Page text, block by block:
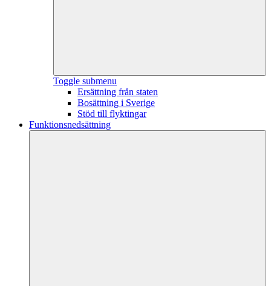
Toggle submenu
Ersättning från staten
Bosättning i Sverige
Stöd till flyktingar
Funktionsnedsättning